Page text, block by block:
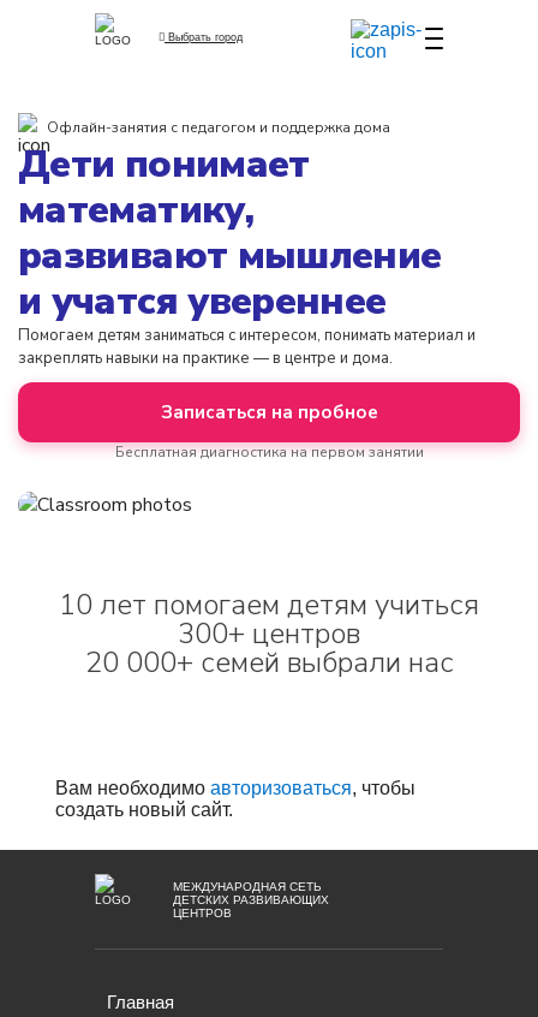
Выбрать город
Офлайн-занятия с педагогом и поддержка дома
Дети понимает
математику,
развивают мышление
и учатся увереннее
Помогаем детям заниматься с интересом, понимать материал и
закреплять навыки на практике — в центре и дома.
Записаться на пробное
Бесплатная диагностика на первом занятии
10 лет помогаем детям учиться
300+ центров
20 000+ семей выбрали нас
Вам необходимоавторизоваться, чтобы
создать новый сайт.
МЕЖДУНАРОДНАЯ СЕТЬ
ДЕТСКИХ РАЗВИВАЮЩИХ
ЦЕНТРОВ
Главная